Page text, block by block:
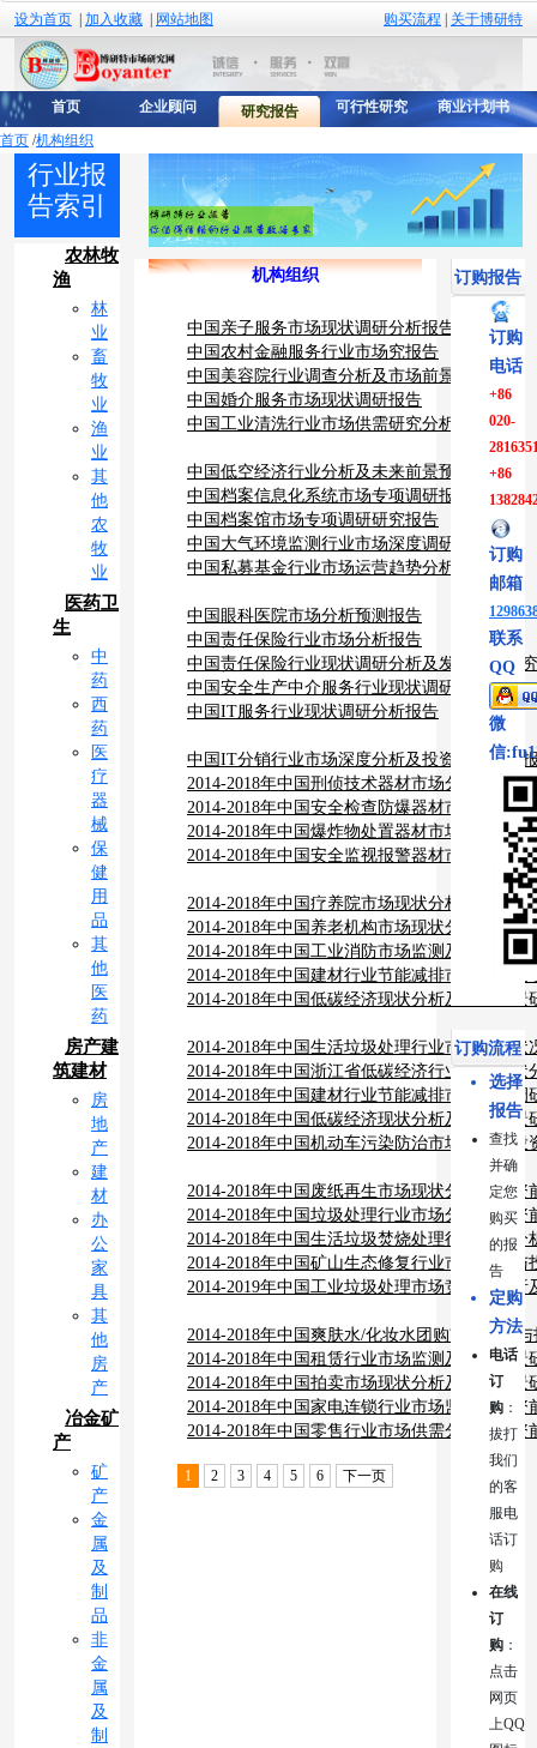
设为首页 加入收藏 网站地图 关于博研特
购买流程
首页 企业顾问 研究报告 可行性研究
商业计划书
首页 /机构组织
行业报
告索引
农林牧
渔
林
业
畜
牧
业
渔
业
其
他
农
牧
业
医药卫
生
中
药
西
药
医
疗
器
械
保
健
用
品
其
他
医
药
房产建
筑建材
房
地
产
建
材
办
公
家
具
其
他
房
产
冶金矿
产
矿
产
金
属
及
制
品
非
金
属
及
制
机构组织
中国亲子服务市场现状调研分析报告
中国农村金融服务行业市场究报告
中国美容院行业调查分析及市场前景预测报告
中国婚介服务市场现状调研报告
中国工业清洗行业市场供需研究分析报告
中国低空经济行业分析及未来前景预测报告
中国档案信息化系统市场专项调研报告
中国档案馆市场专项调研研究报告
中国大气环境监测行业市场深度调研报告
中国私募基金行业市场运营趋势分析报告
中国眼科医院市场分析预测报告
中国责任保险行业市场分析报告
中国责任保险行业现状调研分析及发展趋势研
中国安全生产中介服务行业现状调研分析报告
中国IT服务行业现状调研分析报告
中国IT分销行业市场深度分析及投资前景预测
2014-2018年中国刑侦技术器材市场分析与行业
2014-2018年中国安全检查防爆器材市场分析与
2014-2018年中国爆炸物处置器材市场分析与行
2014-2018年中国安全监视报警器材市场分析与
2014-2018年中国疗养院市场现状分析及投资前
2014-2018年中国养老机构市场现状分析及投资
2014-2018年中国工业消防市场监测及投资前景
2014-2018年中国建材行业节能减排市场深度调
告
2014-2018年中国低碳经济现状分析及投资前景
2014-2018年中国生活垃圾处理行业市场运营状
究报告
2014-2018年中国浙江省低碳经济行业市场现状
报告
2014-2018年中国建材行业节能减排市场深度调
告
2014-2018年中国低碳经济现状分析及投资前景
2014-2018年中国机动车污染防治市场分析与投
2014-2018年中国废纸再生市场现状分析及投资
2014-2018年中国垃圾处理行业市场分析与投资
2014-2018年中国生活垃圾焚烧处理行业市场分
告
2014-2018年中国矿山生态修复行业市场分析与
2014-2019年中国工业垃圾处理市场竞争力分析
2014-2018年中国爽肤水/化妆水团购市场分析
2014-2018年中国租赁行业市场监测及投资前景
2014-2018年中国拍卖市场现状分析及投资前景
2014-2018年中国家电连锁行业市场监测及投资
2014-2018年中国零售行业市场供需分析及投资
1 2 3 4 5 6 下一页
订购报告
订购
电话
+86
020-
+86
订购
邮箱
联系
QQ
微
信
订购流程
选择
报告
查找
并确
定您
购买
的报
告
定购
方法
电话
订
购 ：
拔打
我们
的客
服电
话订
购
在线
订
购 ：
点击
网页
上QQ